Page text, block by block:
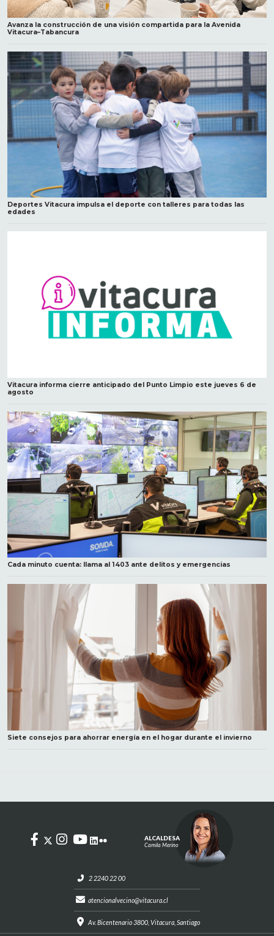
Avanza la construcción de una visión compartida para la Avenida
Vitacura–Tabancura
Deportes Vitacura impulsa el deporte con talleres para todas las
edades
Vitacura informa cierre anticipado del Punto Limpio este jueves 6 de
agosto
Cada minuto cuenta: llama al 1403 ante delitos y emergencias
Siete consejos para ahorrar energía en el hogar durante el invierno
2 2240 22 00
atencionalvecino@vitacura.cl
Av. Bicentenario 3800, Vitacura, Santiago
ALCALDESA
Camila Merino